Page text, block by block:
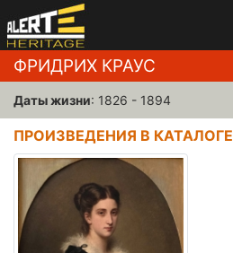
ФРИДРИХ КРАУС
Даты жизни: 1826 - 1894
ПРОИЗВЕДЕНИЯ В КАТАЛОГЕ